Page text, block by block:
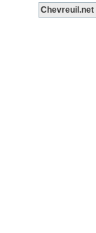
Chevreuil.net